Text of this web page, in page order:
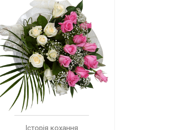
Історія кохання